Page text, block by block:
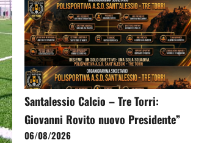
Santalessio Calcio – Tre Torri:
Giovanni Rovito nuovo Presidente”
06/08/2026